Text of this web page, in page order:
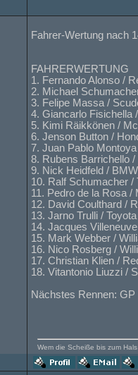
Fahrer-Wertung nach
FAHRERWERTUNG
1. Fernando Alonso /
2. Michael
3. Felipe Massa /
4. Giancarlo Fisichella
5. Kimi Räikkönen /
6. Jenson Button /
7. Juan Pablo
8. Rubens Barrichello
9. Nick Heidfeld /
10. Ralf Schumacher /
11. Pedro de la Rosa
12. David Coulthard /
13. Jarno Trulli /
14. Jacques
15. Mark Webber /
16. Nico Rosberg /
17. Christian Klien /
18. Vitantonio Liuzzi /
Nächstes Rennen:
Wem die Scheiße bis zum